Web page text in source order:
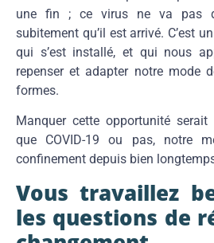
une fin ; ce virus ne va pas
subitement qu’il est arrivé. C’est
qui s’est installé, et qui nous
repenser et adapter notre mode
formes.
Manquer cette opportunité
que COVID-19 ou pas, notre
confinement depuis bien
Vous travaillez
les questions de